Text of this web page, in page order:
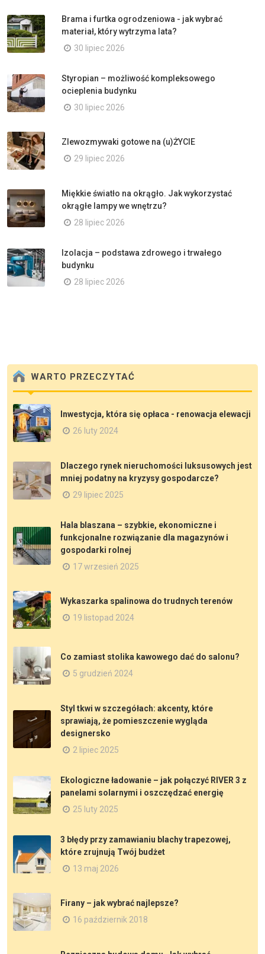
Brama i furtka ogrodzeniowa - jak wybrać
materiał, który wytrzyma lata?
30 lipiec 2026
Styropian – możliwość kompleksowego
ocieplenia budynku
30 lipiec 2026
Zlewozmywaki gotowe na (u)ŻYCIE
29 lipiec 2026
Miękkie światło na okrągło. Jak wykorzystać
okrągłe lampy we wnętrzu?
28 lipiec 2026
Izolacja – podstawa zdrowego i trwałego
budynku
28 lipiec 2026
WARTO PRZECZYTAĆ
Inwestycja, która się opłaca - renowacja elewacji
26 luty 2024
Dlaczego rynek nieruchomości luksusowych jest
mniej podatny na kryzysy gospodarcze?
29 lipiec 2025
Hala blaszana – szybkie, ekonomiczne i
funkcjonalne rozwiązanie dla magazynów i
gospodarki rolnej
17 wrzesień 2025
Wykaszarka spalinowa do trudnych terenów
19 listopad 2024
Co zamiast stolika kawowego dać do salonu?
5 grudzień 2024
Styl tkwi w szczegółach: akcenty, które
sprawiają, że pomieszczenie wygląda
designersko
2 lipiec 2025
Ekologiczne ładowanie – jak połączyć RIVER 3 z
panelami solarnymi i oszczędzać energię
25 luty 2025
3 błędy przy zamawianiu blachy trapezowej,
które zrujnują Twój budżet
13 maj 2026
Firany – jak wybrać najlepsze?
16 październik 2018